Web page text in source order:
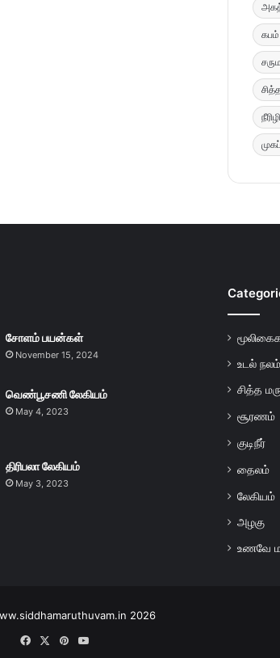
கபம்
சோளம் பயன்கள்
November 15, 2024
வெண்பூசணி லேகியம்
May 4, 2023
திரிபலா லேகியம்
May 3, 2023
உடல் நலம்
சித்த
சூரணம்
குடிநீர்
தைலம்
லேகியம்
அழகு
உணவே
2026
FacebookPinterestYouTube